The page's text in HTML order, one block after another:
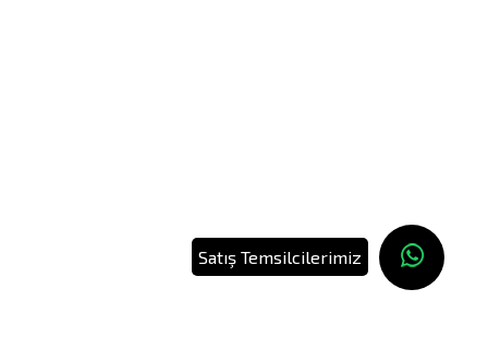
Satış Temsilcilerimiz